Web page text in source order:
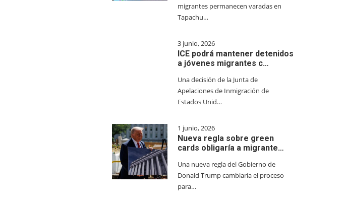
migrantes permanecen varadas en
Tapachu…
3 junio, 2026
ICE podrá mantener detenidos
a jóvenes migrantes c…
Una decisión de la Junta de
Apelaciones de Inmigración de
Estados Unid…
1 junio, 2026
Nueva regla sobre green
cards obligaría a migrante…
Una nueva regla del Gobierno de
Donald Trump cambiaría el proceso
para…